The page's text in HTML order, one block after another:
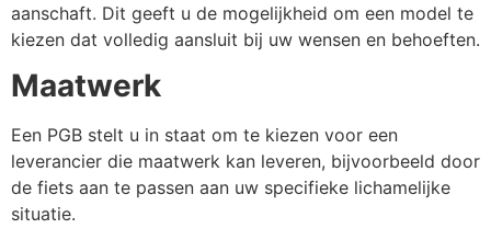
aanschaft. Dit geeft u de mogelijkheid om een model te
kiezen dat volledig aansluit bij uw wensen en behoeften.
Maatwerk
Een PGB stelt u in staat om te kiezen voor een
leverancier die maatwerk kan leveren, bijvoorbeeld door
de fiets aan te passen aan uw specifieke lichamelijke
situatie.